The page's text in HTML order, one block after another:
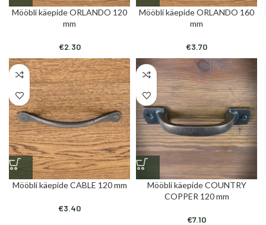
Mööbli käepide ORLANDO 120
mm
€2.30
Mööbli käepide ORLANDO 160
mm
€3.70
Mööbli käepide CABLE 120 mm
€3.40
Mööbli käepide COUNTRY
COPPER 120 mm
€7.10